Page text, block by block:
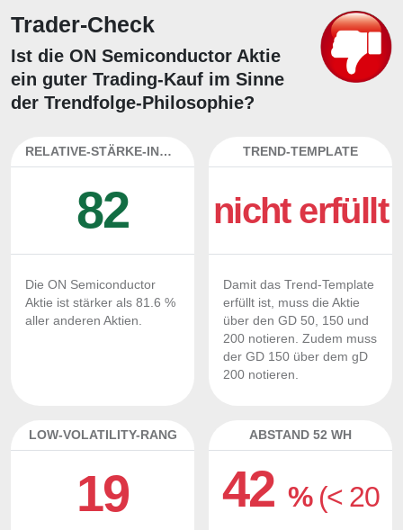
Trader-Check
Ist die ON Semiconductor Aktie
ein guter Trading-Kauf im Sinne
der Trendfolge-Philosophie?
RELATIVE-STÄRKE-INDEX
82
Die ON Semiconductor
Aktie ist stärker als 81.6 %
aller anderen Aktien.
TREND-TEMPLATE
nicht erfüllt
Damit das Trend-Template
erfüllt ist, muss die Aktie
über den GD 50, 150 und
200 notieren. Zudem muss
der GD 150 über dem gD
200 notieren.
LOW-VOLATILITY-RANG
19
ABSTAND 52 WH
42% (< 20